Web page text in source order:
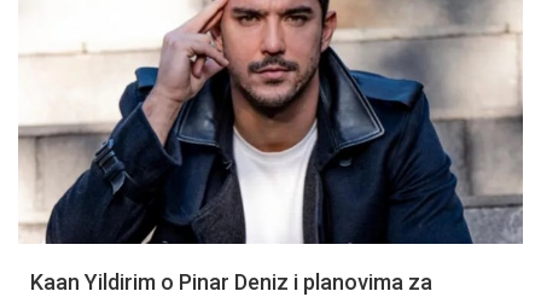
Kaan Yildirim o Pinar Deniz i planovima za